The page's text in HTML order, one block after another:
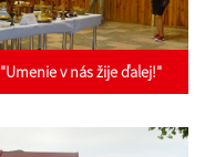
"Umenie v nás žije ďalej!"